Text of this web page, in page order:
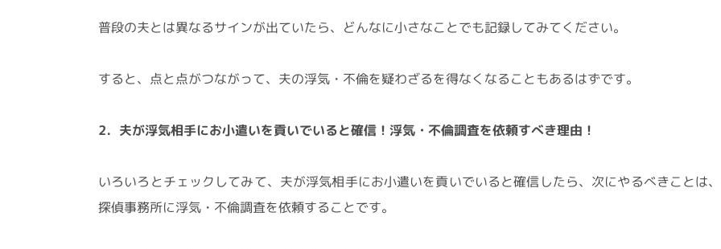
普段の夫とは異なるサインが出ていたら、どんなに小さなことでも記録してみてください。
すると、点と点がつながって、夫の浮気・不倫を疑わざるを得なくなることもあるはずです。
2．夫が浮気相手にお小遣いを貢いでいると確信！浮気・不倫調査を依頼すべき理由！
いろいろとチェックしてみて、夫が浮気相手にお小遣いを貢いでいると確信したら、次にやるべきことは
探偵事務所に浮気・不倫調査を依頼することです。